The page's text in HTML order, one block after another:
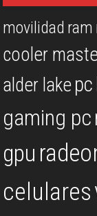
movilidad ram
cooler
alder lakepc
gaming pc
gpu
celulares